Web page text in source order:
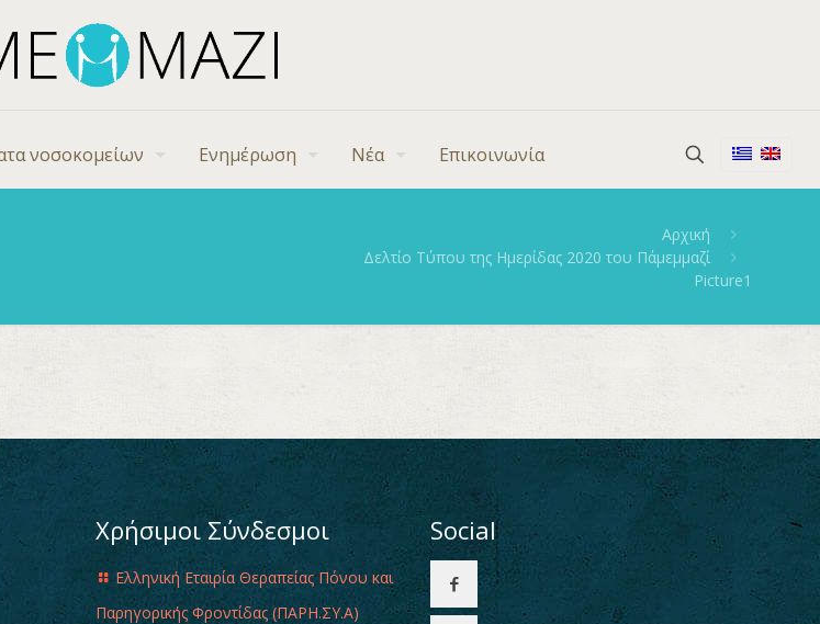
νοσοκομείων Ενημέρωση Νέα Επικοινωνία
Αρχική
Δελτίο Τύπου της Ημερίδας 2020 του Πάμεμμαζί
Picture1
Χρήσιμοι Σύνδεσμοι
Ελληνική Εταιρία Θεραπείας Πόνου και
Παρηγορικής Φροντίδας (ΠΑΡΗ.ΣΥ.Α)
Social